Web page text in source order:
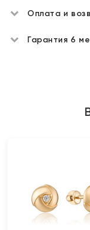
Оплата и
Гарантия 6